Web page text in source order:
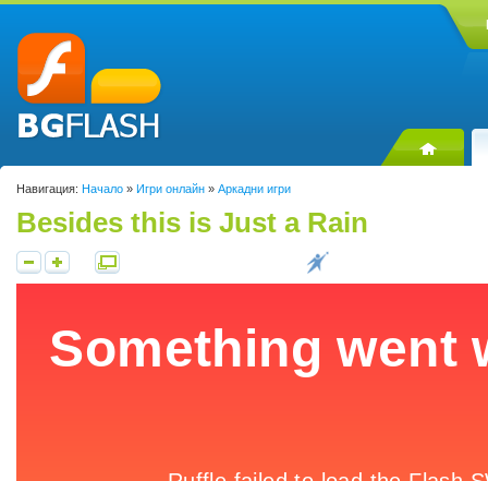
Навигация: Начало » Игри онлайн » Аркадни игри
Besides this is Just a Rain